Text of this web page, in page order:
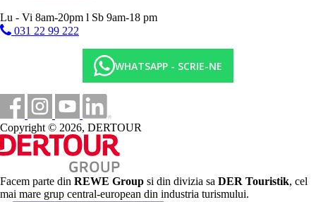
Cafea de dupa-amiaza, ceai si desert
Bauturi alcoolice si nealcoolice alese de productie locala
1x per sejur posibilitate de cina intr-un restaurant oriental a
la carte (necesita rezervare)
Site web
https://www.h10hotels.com/en/tenerife-hotels/h10-costa-adeje-
palace
Wellness
Centrul Spa Despacio
Contra cost: piscina interioara incalzita, jacuzzi, sauna, baie
Lu - Vi 8am-20pm l Sb 9am-18 pm
031 22 99 222
WHATSAPP - SCRIE-NE
Copyright © 2026, DERTOUR
Facem parte din REWE Group si din divizia sa DER Touristik, cel
mai mare grup central-european din industria turismului.